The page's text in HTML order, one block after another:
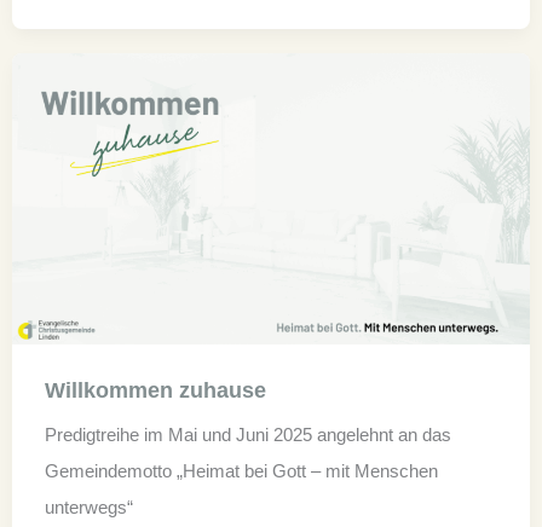
Willkommen zuhause
Predigtreihe im Mai und Juni 2025 angelehnt an das
Gemeindemotto „Heimat bei Gott – mit Menschen
unterwegs“